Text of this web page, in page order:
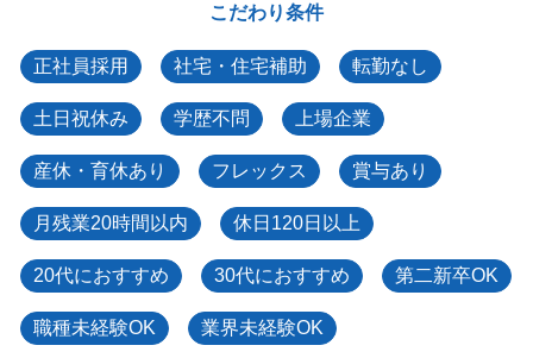
こだわり条件
正社員採用 社宅・住宅補助 転勤なし
土日祝休み 学歴不問 上場企業
産休・育休あり フレックス 賞与あり
月残業20時間以内 休日120日以上
20代におすすめ 30代におすすめ 第二新卒OK
職種未経験OK 業界未経験OK